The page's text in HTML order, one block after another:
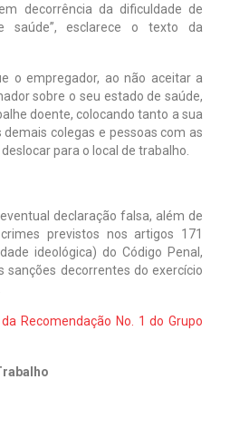
decorrência da dificuldade de
saúde”, esclarece o texto da
o empregador, ao não aceitar a
sobre o seu estado de saúde,
doente, colocando tanto a sua
colegas e pessoas com as
para o local de trabalho.
declaração falsa, além de
previstos nos artigos 171
ideológica) do Código Penal,
decorrentes do exercício
Recomendação No. 1 do Grupo